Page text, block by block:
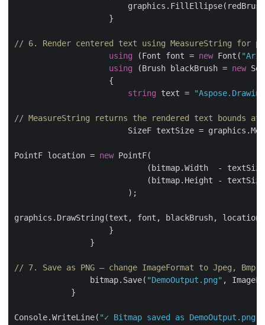
// 6. Render centered text using MeasureString for
using (Font font = new Font(
using (Brush blackBrush = new
string text =
// MeasureString returns the rendered text bounds
PointF location = new
(bitmap.Width  -
(bitmap.Height -
// 7. Save as PNG — change ImageFormat to Jpeg,
                bitmap.Save(
"DemoOutput.png"
Console.WriteLine( "✓ Bitmap saved as DemoOutput.png"